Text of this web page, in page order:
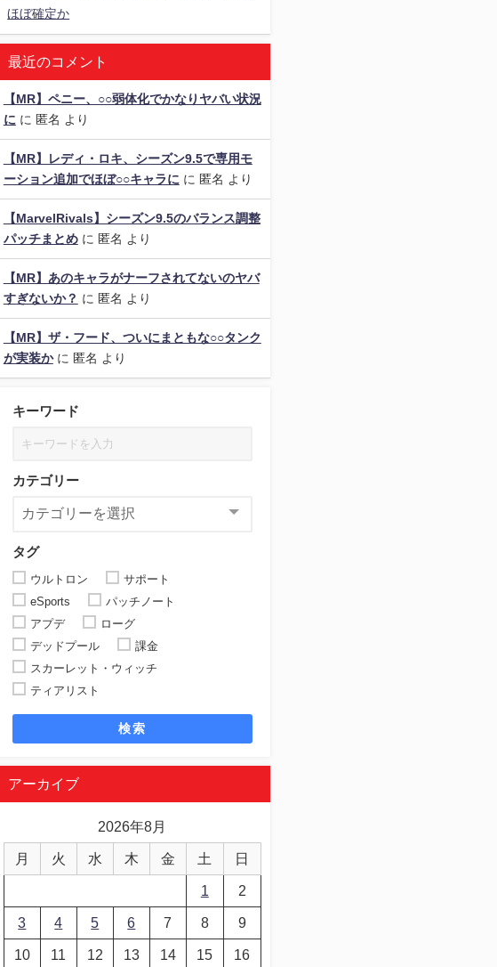
ほぼ確定か
最近のコメント
【MR】ペニー、○○弱体化でかなりヤバい状況
に に 匿名 より
【MR】レディ・ロキ、シーズン9.5で専用モ
ーション追加でほぼ○○キャラに に 匿名 より
【MarvelRivals】シーズン9.5のバランス調整
パッチまとめに 匿名 より
【MR】あのキャラがナーフされてないのヤバ
すぎないか？ に 匿名 より
【MR】ザ・フード、ついにまともな○○タンク
が実装かに 匿名 より
キーワード
カテゴリー
タグ
ウルトロン
サポート
eSports
パッチノート
アプデ
ローグ
デッドプール
課金
スカーレット・ウィッチ
ティアリスト
検索
アーカイブ
2026年8月
月 火 水 木 金 土 日
1 2
3 4 5 6 7 8 9
10 11 12 13 14 15 16